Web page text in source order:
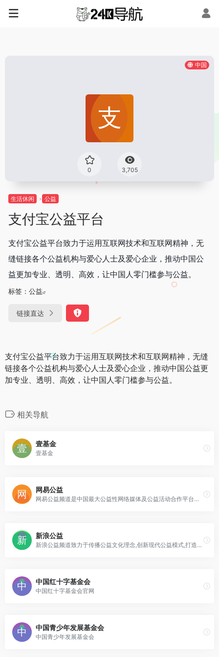
中国
0 3,705
生活休闲 公益
支付宝公益平台
支付宝公益平台致力于运用互联网技术和互联网精神，无
缝链接各个公益机构与爱心人士及爱心企业，推动中国公
益更加专业、透明、高效，让中国人零门槛参与公益。
标签： 公益
链接直达
支付宝公益平台致力于运用互联网技术和互联网精神，无缝
链接各个公益机构与爱心人士及爱心企业，推动中国公益更
加专业、透明、高效，让中国人零门槛参与公益。
相关导航
壹基金
壹基金
网易公益
网易公益频道是中国最大公益性网络媒体及公益活动合作平台，致力于传播公益文化理念，创新现代公益模式，打造公益服务平台，推动社会公益事业向前发展。通过关注社会公益热点、报道社会公益事件、营造公益爱心社区、关注志愿者公益博客，全力打造大众参与的公益互动地带；联手公益组织、爱心企业及社会上的爱心人士奉献爱心、保护环境、助学助残、扶贫济困、共建和谐美好家园
新浪公益
新浪公益频道致力于传播公益文化理念,创新现代公益模式,打造公益服务平台,推动社会公益事业的向前发展。
中国红十字基金会
中国红十字基金会官网
中国青少年发展基金会
中国青少年发展基金会